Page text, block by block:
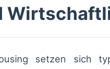
setzen sich